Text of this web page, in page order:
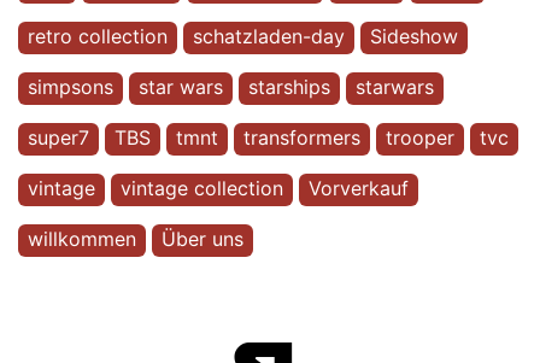
retro collection schatzladen-day Sideshow
simpsons star wars starships starwars
super7 TBS tmnt transformers trooper tvc
vintage vintage collection Vorverkauf
willkommen Über uns